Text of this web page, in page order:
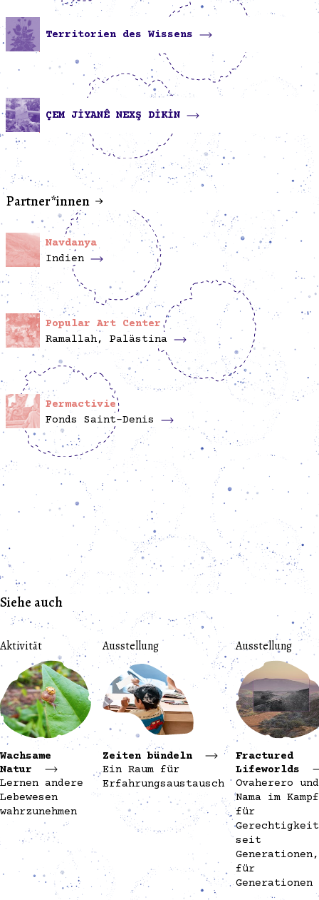
Territorien des Wissens
ÇEM JİYANÊ NEXŞ DİKİN
Partner*innen
Navdanya
Indien
Popular Art Center
Ramallah, Palästina
Permactivie
Fonds Saint-Denis
Siehe auch
Aktivität
Wachsame
Natur
Lernen andere
Lebewesen
wahrzunehmen
Ausstellung
Zeiten bündeln
Ein Raum für
Erfahrungsaustausch
Ausstellung
Fractured
Lifeworlds
Ovaherero und
Nama im Kampf
für
Gerechtigkeit
seit
Generationen,
für
Generationen